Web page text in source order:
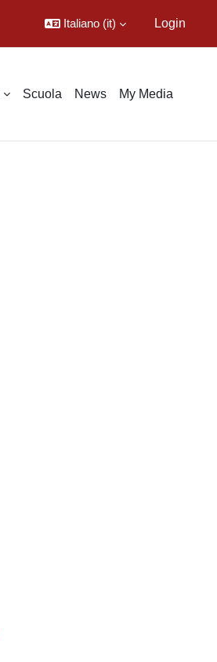
Italiano ‎(it)‎ Login
Scuola News My Media